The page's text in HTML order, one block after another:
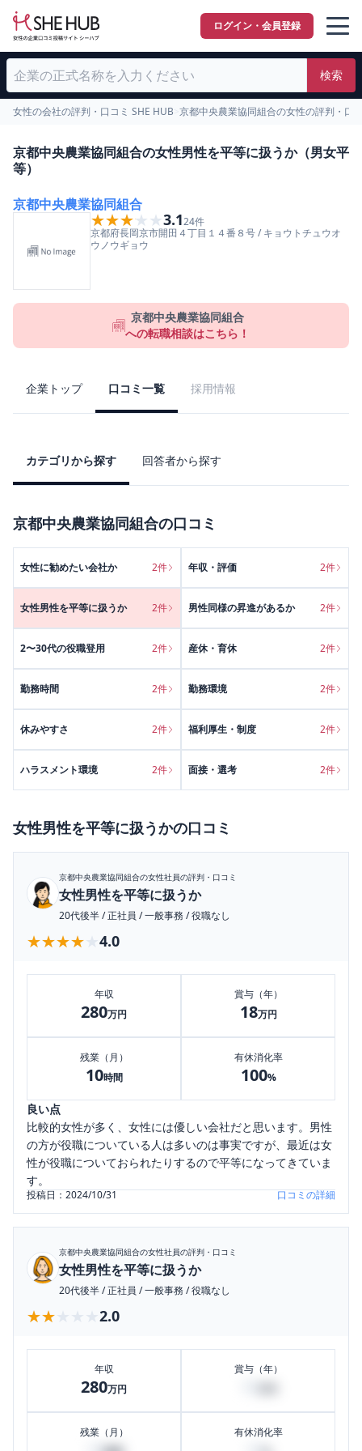
ログイン・会員登録
検索
女性の会社の評判・口コミ SHE HUB 京都中央農業協同組合の女性の評判・口
京都中央農業協同組合の女性男性を平等に扱うか（男女平
等）
京都中央農業協同組合
★★★★★
★★★★★3.124件
京都府長岡京市開田４丁目１４番８号/キョウトチュウオ
ウノウギョウ
京都中央農業協同組合
への転職相談はこちら！
企業トップ 口コミ一覧 採用情報
カテゴリから探す 回答者から探す
京都中央農業協同組合の口コミ
女性に勧めたい会社か 2件 年収・評価 2件
女性男性を平等に扱うか 2件 男性同様の昇進があるか 2件
2〜30代の役職登用 2件 産休・育休 2件
勤務時間 2件 勤務環境 2件
休みやすさ 2件 福利厚生・制度 2件
ハラスメント環境 2件 面接・選考 2件
女性男性を平等に扱うかの口コミ
京都中央農業協同組合の女性社員の評判・口コミ
女性男性を平等に扱うか
20代後半/正社員 /一般事務 /役職なし
★★★★★
★★★★★ 4.0
年収
280万円
賞与（年）
18万円
残業（月）
10時間
有休消化率
100%
良い点
比較的女性が多く、女性には優しい会社だと思います。男性
の方が役職についている人は多いのは事実ですが、最近は女
性が役職についておられたりするので平等になってきていま
す。
投稿日：2024/10/31 口コミの詳細
京都中央農業協同組合の女性社員の評判・口コミ
女性男性を平等に扱うか
20代後半/正社員 /一般事務 /役職なし
★★★★★
★★★★★ 2.0
年収
280万円
賞与（年）
残業（月） 有休消化率